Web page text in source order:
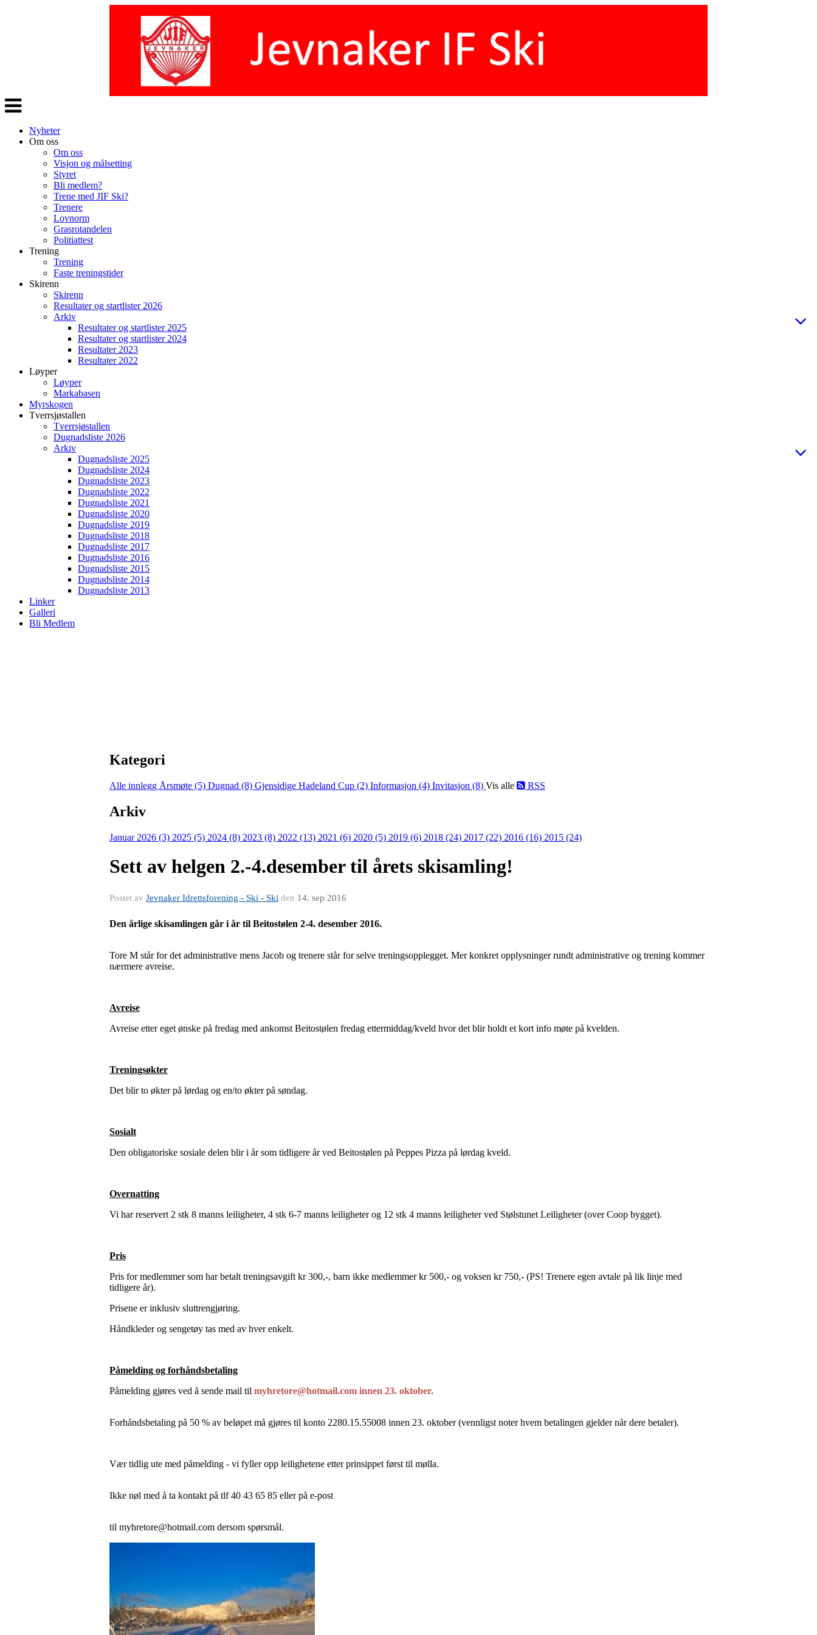
Veksle
navigasjon
Nyheter
Om oss
Om oss
Visjon og målsetting
Styret
Bli medlem?
Trene med JIF Ski?
Trenere
Lovnorm
Grasrotandelen
Politiattest
Trening
Trening
Faste treningstider
Skirenn
Skirenn
Resultater og startlister 2026
Arkiv
Resultater og startlister 2025
Resultater og startlister 2024
Resultater 2023
Resultater 2022
Løyper
Løyper
Markabasen
Myrskogen
Tverrsjøstallen
Tverrsjøstallen
Dugnadsliste 2026
Arkiv
Dugnadsliste 2025
Dugnadsliste 2024
Dugnadsliste 2023
Dugnadsliste 2022
Dugnadsliste 2021
Dugnadsliste 2020
Dugnadsliste 2019
Dugnadsliste 2018
Dugnadsliste 2017
Dugnadsliste 2016
Dugnadsliste 2015
Dugnadsliste 2014
Dugnadsliste 2013
Linker
Galleri
Bli Medlem
Kategori
Alle innlegg Årsmøte (5) Dugnad (8) Gjensidige Hadeland Cup (2) Informasjon (4) Invitasjon (8) Vis alle RSS
Arkiv
Januar 2026 (3) 2025 (5) 2024 (8) 2023 (8) 2022 (13) 2021 (6) 2020 (5) 2019 (6) 2018 (24) 2017 (22) 2016 (16) 2015 (24)
Sett av helgen 2.-4.desember til årets skisamling!
Postet av Jevnaker Idrettsforening - Ski - Ski den 14. sep 2016
Den årlige skisamlingen går i år til Beitostølen 2-4. desember 2016.
Tore M står for det administrative mens Jacob og trenere står for selve treningsopplegget. Mer konkret opplysninger rundt administrative og trening kommer
nærmere avreise.
Avreise
Avreise etter eget ønske på fredag med ankomst Beitostølen fredag ettermiddag/kveld hvor det blir holdt et kort info møte på kvelden.
Treningsøkter
Det blir to økter på lørdag og en/to økter på søndag.
Sosialt
Den obligatoriske sosiale delen blir i år som tidligere år ved Beitostølen på Peppes Pizza på lørdag kveld.
Overnatting
Vi har reservert 2 stk 8 manns leiligheter, 4 stk 6-7 manns leiligheter og 12 stk 4 manns leiligheter ved Stølstunet Leiligheter (over Coop bygget).
Pris
Pris for medlemmer som har betalt treningsavgift kr 300,-, barn ikke medlemmer kr 500,- og voksen kr 750,- (PS! Trenere egen avtale på lik linje med
tidligere år).
Prisene er inklusiv sluttrengjøring.
Håndkleder og sengetøy tas med av hver enkelt.
Påmelding og forhåndsbetaling
Påmelding gjøres ved å sende mail til myhretore@hotmail.com innen 23. oktober.
Forhåndsbetaling på 50 % av beløpet må gjøres til konto 2280.15.55008 innen 23. oktober (vennligst noter hvem betalingen gjelder når dere betaler).
Vær tidlig ute med påmelding - vi fyller opp leilighetene etter prinsippet først til mølla.
Ikke nøl med å ta kontakt på tlf 40 43 65 85 eller på e-post
til myhretore@hotmail.com dersom spørsmål.